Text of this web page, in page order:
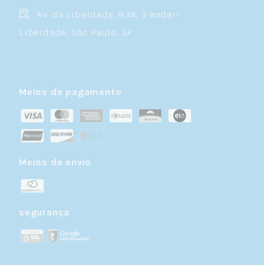
Av. da Liberdade, 834, 3 andar-
Liberdade, São Paulo, SP
Meios de pagamento
Meios de envio
segurança